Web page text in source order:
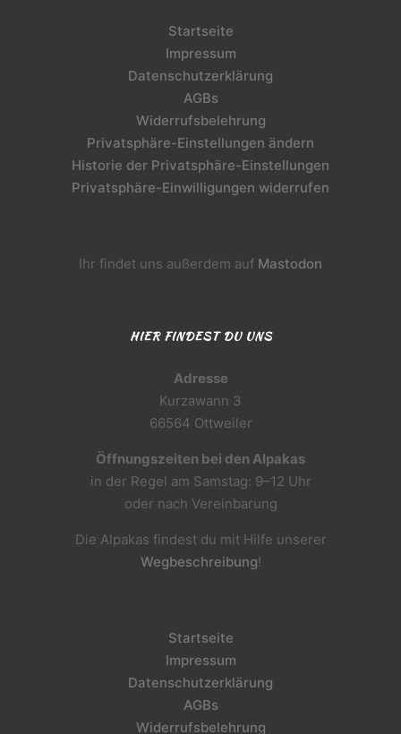
Startseite
Impressum
Datenschutzerklärung
AGBs
Widerrufsbelehrung
Privatsphäre-Einstellungen ändern
Historie der Privatsphäre-Einstellungen
Privatsphäre-Einwilligungen widerrufen
Ihr findet uns außerdem auf Mastodon
HIER FINDEST DU UNS
Adresse
Kurzawann 3
66564 Ottweiler
Öffnungszeiten bei den Alpakas
in der Regel am Samstag: 9–12 Uhr
oder nach Vereinbarung
Die Alpakas findest du mit Hilfe unserer
Wegbeschreibung!
Startseite
Impressum
Datenschutzerklärung
AGBs
Widerrufsbelehrung